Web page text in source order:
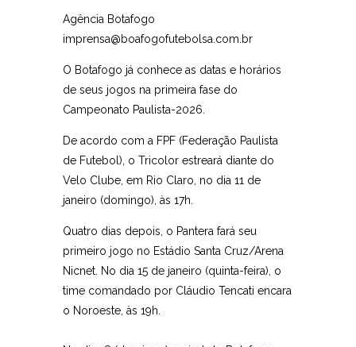
Agência Botafogo
imprensa@boafogofutebolsa.com.br
O Botafogo já conhece as datas e horários
de seus jogos na primeira fase do
Campeonato Paulista-2026.
De acordo com a FPF (Federação Paulista
de Futebol), o Tricolor estreará diante do
Velo Clube, em Rio Claro, no dia 11 de
janeiro (domingo), às 17h.
Quatro dias depois, o Pantera fará seu
primeiro jogo no Estádio Santa Cruz/Arena
Nicnet. No dia 15 de janeiro (quinta-feira), o
time comandado por Cláudio Tencati encara
o Noroeste, às 19h.